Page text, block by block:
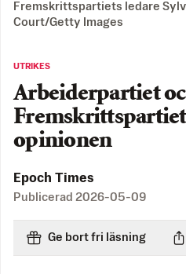
Fremskrittspartiets ledare
Court/Getty Images
UTRIKES
Arbeiderpartiet
opinionen
Epoch Times
Publicerad 2026-05-09
Ge bort fri läsning